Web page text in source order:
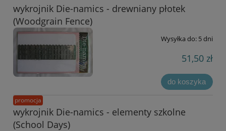
wykrojnik Die-namics - drewniany płotek
(Woodgrain Fence)
Wysyłka do: 5 dni
51,50 zł
do koszyka
wykrojnik Die-namics - elementy szkolne
(School Days)
promocja